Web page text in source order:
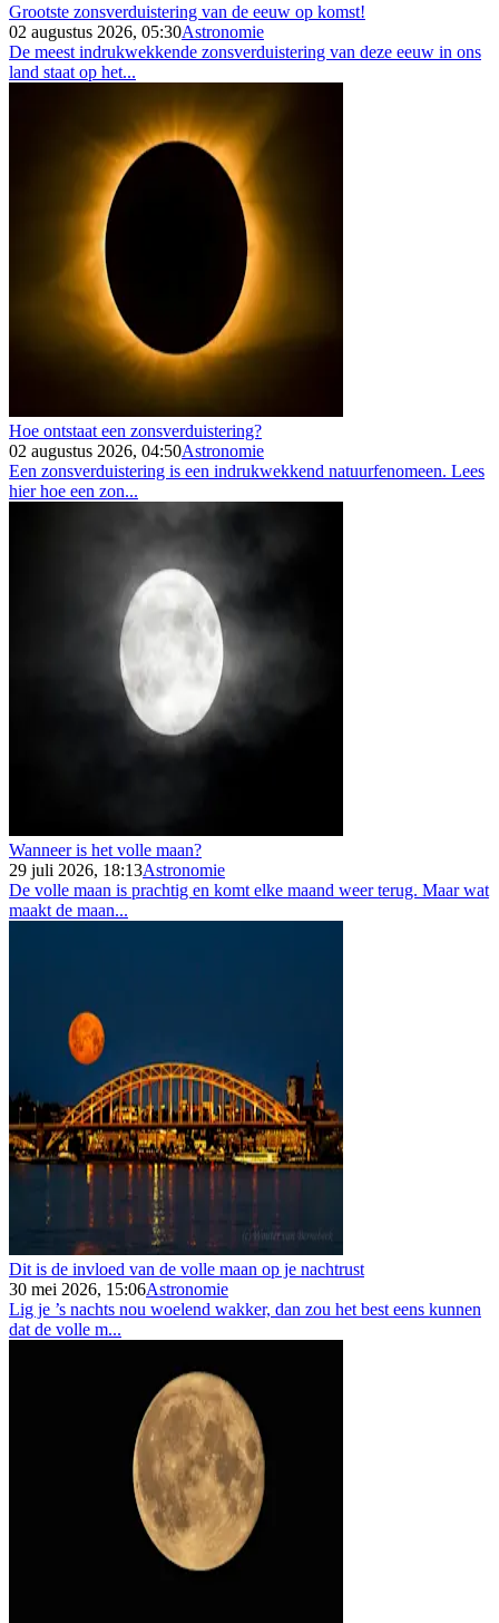
Grootste zonsverduistering van de eeuw op komst!
02 augustus 2026, 05:30Astronomie
De meest indrukwekkende zonsverduistering van deze eeuw in ons
land staat op het...
Hoe ontstaat een zonsverduistering?
02 augustus 2026, 04:50Astronomie
Een zonsverduistering is een indrukwekkend natuurfenomeen. Lees
hier hoe een zon...
Wanneer is het volle maan?
29 juli 2026, 18:13Astronomie
De volle maan is prachtig en komt elke maand weer terug. Maar wat
maakt de maan...
Dit is de invloed van de volle maan op je nachtrust
30 mei 2026, 15:06Astronomie
Lig je ’s nachts nou woelend wakker, dan zou het best eens kunnen
dat de volle m...